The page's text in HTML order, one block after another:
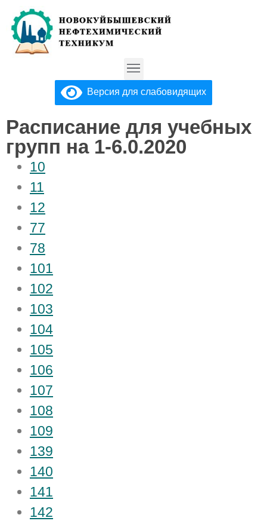
Версия для слабовидящих
Расписание для учебных
групп на 1-6.0.2020
10
11
12
77
78
101
102
103
104
105
106
107
108
109
139
140
141
142